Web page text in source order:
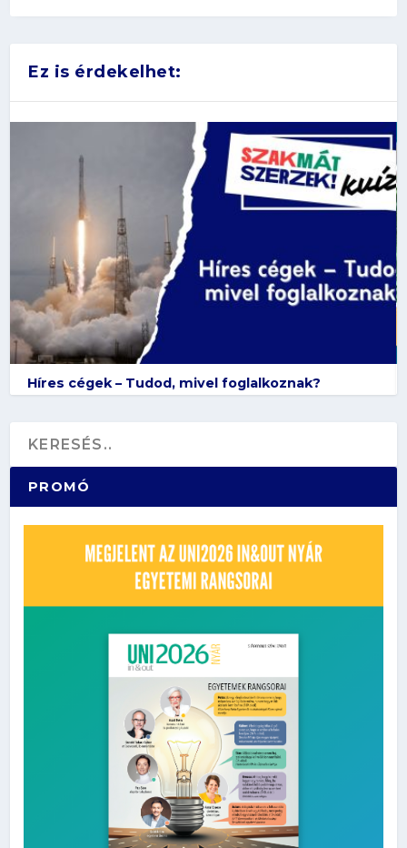
Ez is érdekelhet:
Híres cégek – Tudod, mivel foglalkoznak?
PROMÓ